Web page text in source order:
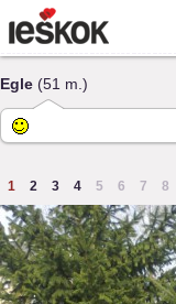
Egle (51 m.)
1 2 3 4 5 6 7 8